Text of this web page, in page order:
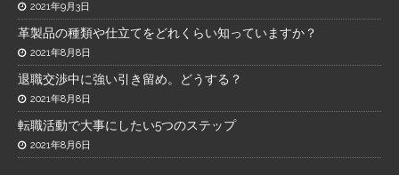
2021年9月3日
革製品の種類や仕立てをどれくらい知っていますか？
2021年8月8日
退職交渉中に強い引き留め。どうする？
2021年8月8日
転職活動で大事にしたい5つのステップ
2021年8月6日